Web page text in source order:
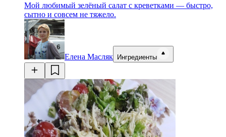
Мой любимый зелёный салат с креветками — быстро,
сытно и совсем не тяжело.
Елена Масляк Ингредиенты